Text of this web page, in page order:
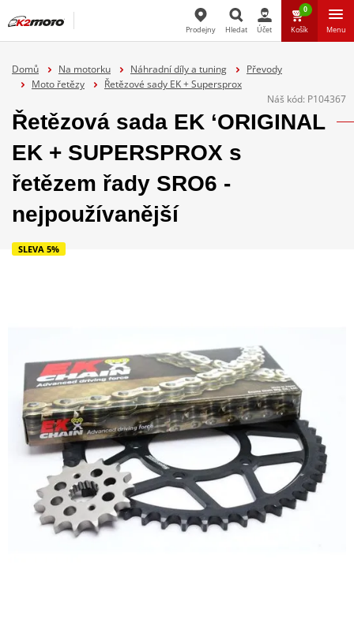
Prodejny Hledat Účet
0
Košík Menu
Domů Na motorku Náhradní díly a tuning
Převody
Moto řetězy
Řetězové sady EK + Supersprox
Náš kód: P104367
Řetězová sada EK ‘ORIGINAL
EK + SUPERSPROX s
řetězem řady SRO6 -
nejpoužívanější
SLEVA 5%